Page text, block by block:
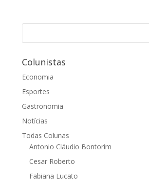
Colunistas
Economia
Esportes
Gastronomia
Notícias
Todas Colunas
Antonio Cláudio Bontorim
Cesar Roberto
Fabiana Lucato